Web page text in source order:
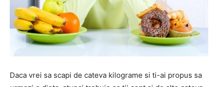
Daca vrei sa scapi de cateva kilograme si ti-ai propus sa